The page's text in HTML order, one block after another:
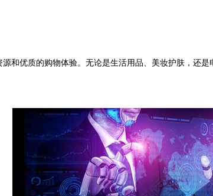
和优质的购物体验。无论是生活用品、美妆护肤，还